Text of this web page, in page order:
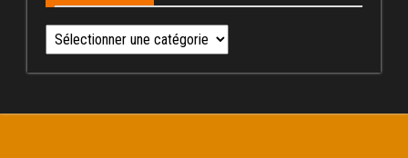
Catégories